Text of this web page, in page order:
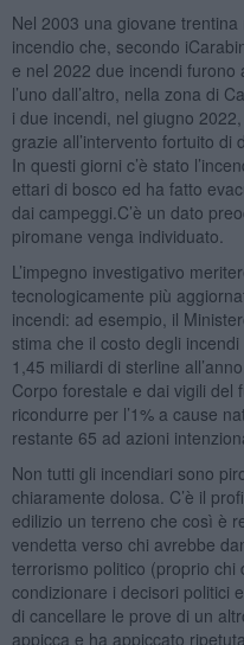
Nel 2003 una giovane
incendio che, secondo
e nel 2022 due incendi
l’uno dall’altro, nella zona di
i due incendi, nel giugno
grazie all’intervento fortuito di
In questi giorni c’è stato
ettari di bosco ed ha fatto
dai campeggi.C’è un dato
piromane venga individuato.
L’impegno investigativo
tecnologicamente più
incendi: ad esempio, il
stima che il costo degli
1,45 miliardi di sterline
Corpo forestale e dai vigili del
ricondurre per l’1% a cause
restante 65 ad azioni
Non tutti gli incendiari sono
chiaramente dolosa. C’è il
edilizio un terreno che così è
vendetta verso chi avrebbe
terrorismo politico (proprio chi
condizionare i decisori politici
di cancellare le prove di un
appicca e ha appiccato